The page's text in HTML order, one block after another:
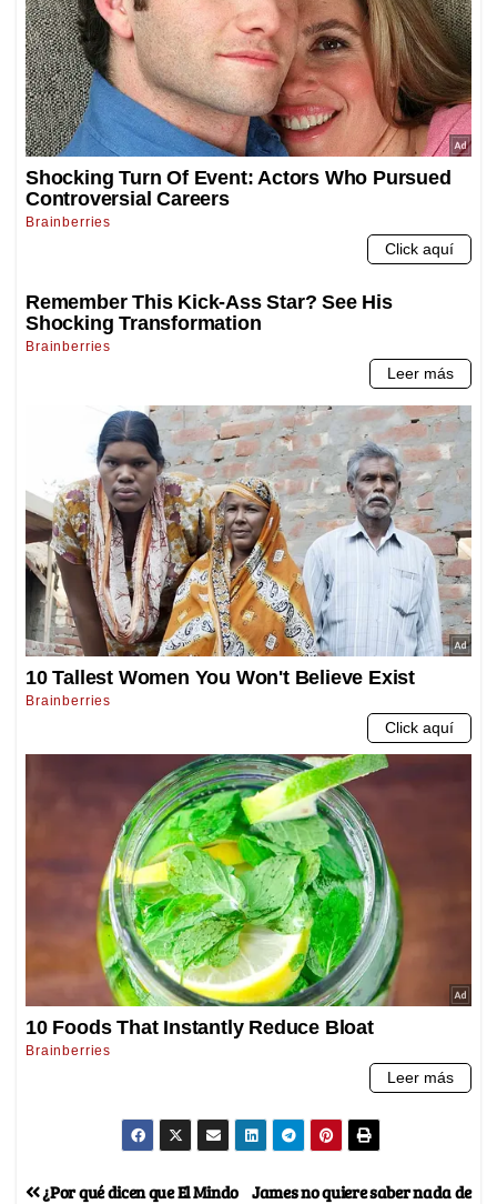
James no quiere saber nada de
¿Por qué dicen que El Mindo